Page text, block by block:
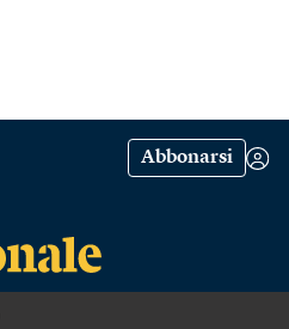
Abbonarsi